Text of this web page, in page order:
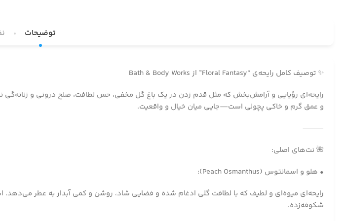
توضیحات
✨ توصیف کامل رایحه‌ی “Floral Fantasy” از Bath & Body Works
و عمق گرم و خاکی پچولی است—جایی میان خیال و واقعیت.
⸻
🌺 نت‌های اصلی:
• هلو و اسمانتوس (Peach Osmanthus):
رایحه‌ای میوه‌ای و لطیف که با لطافت گلی ادغام شده و فضایی شاد، روشن و کمی آبدار به عطر
شکوفه‌زده.